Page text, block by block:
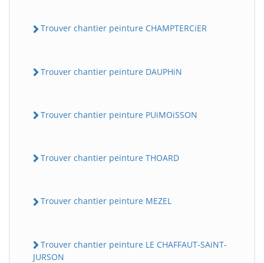
Trouver chantier peinture CHAMPTERCiER
Trouver chantier peinture DAUPHiN
Trouver chantier peinture PUiMOiSSON
Trouver chantier peinture THOARD
Trouver chantier peinture MEZEL
Trouver chantier peinture LE CHAFFAUT-SAiNT-
JURSON